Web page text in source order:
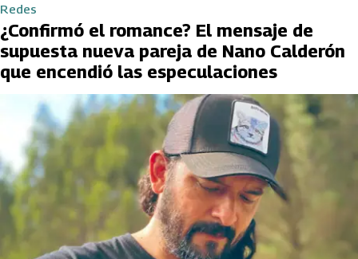
Redes
¿Confirmó el romance? El mensaje de
supuesta nueva pareja de Nano Calderón
que encendió las especulaciones